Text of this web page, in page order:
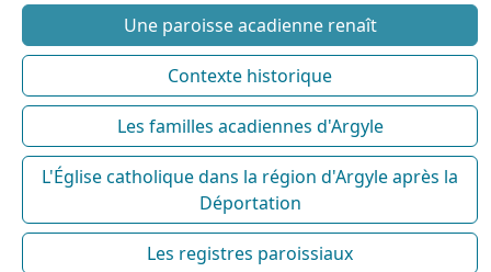
Une paroisse acadienne renaît
Contexte historique
Les familles acadiennes d'Argyle
L'Église catholique dans la région d'Argyle après la
Déportation
Les registres paroissiaux